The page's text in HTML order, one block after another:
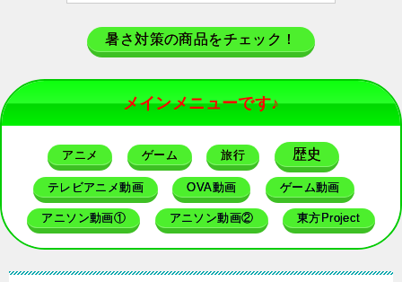
暑さ対策の商品をチェック！
メインメニューです♪
アニメ ゲーム 旅行 歴史
テレビアニメ動画 OVA動画 ゲーム動画
アニソン動画① アニソン動画② 東方Project